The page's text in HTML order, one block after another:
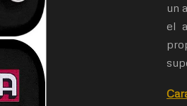
un
el